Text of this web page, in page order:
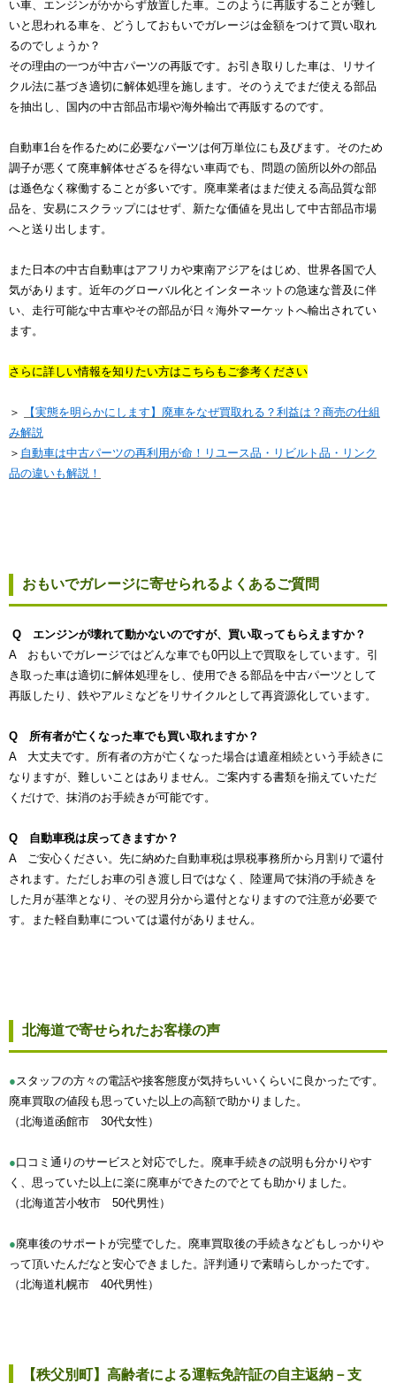
い車、エンジンがかからず放置した車。このように再販することが難し
いと思われる車を、どうしておもいでガレージは金額をつけて買い取れ
るのでしょうか？
その理由の一つが中古パーツの再販です。お引き取りした車は、リサイ
クル法に基づき適切に解体処理を施します。そのうえでまだ使える部品
を抽出し、国内の中古部品市場や海外輸出で再販するのです。
自動車1台を作るために必要なパーツは何万単位にも及びます。そのため
調子が悪くて廃車解体せざるを得ない車両でも、問題の箇所以外の部品
は遜色なく稼働することが多いです。廃車業者はまだ使える高品質な部
品を、安易にスクラップにはせず、新たな価値を見出して中古部品市場
へと送り出します。
また日本の中古自動車はアフリカや東南アジアをはじめ、世界各国で人
気があります。近年のグローバル化とインターネットの急速な普及に伴
い、走行可能な中古車やその部品が日々海外マーケットへ輸出されてい
ます。
さらに詳しい情報を知りたい方はこちらもご参考ください
＞
【実態を明らかにします】廃車をなぜ買取れる？利益は？商売の仕組
み解説
＞ 自動車は中古パーツの再利用が命！リユース品・リビルト品・リンク
品の違いも解説！
おもいでガレージに寄せられるよくあるご質問
Q エンジンが壊れて動かないのですが、買い取ってもらえますか？
A おもいでガレージではどんな車でも0円以上で買取をしています。引
き取った車は適切に解体処理をし、使用できる部品を中古パーツとして
再販したり、鉄やアルミなどをリサイクルとして再資源化しています。
Q 所有者が亡くなった車でも買い取れますか？
A 大丈夫です。所有者の方が亡くなった場合は遺産相続という手続きに
なりますが、難しいことはありません。ご案内する書類を揃えていただ
くだけで、抹消のお手続きが可能です。
Q 自動車税は戻ってきますか？
A ご安心ください。先に納めた自動車税は県税事務所から月割りで還付
されます。ただしお車の引き渡し日ではなく、陸運局で抹消の手続きを
した月が基準となり、その翌月分から還付となりますので注意が必要で
す。また軽自動車については還付がありません。
北海道で寄せられたお客様の声
● スタッフの方々の電話や接客態度が気持ちいいくらいに良かったです。
廃車買取の値段も思っていた以上の高額で助かりました。
（北海道函館市 30代女性）
●口コミ通りのサービスと対応でした。廃車手続きの説明も分かりやす
く、思っていた以上に楽に廃車ができたのでとても助かりました。
（北海道苫小牧市 50代男性）
●廃車後のサポートが完璧でした。廃車買取後の手続きなどもしっかりや
って頂いたんだなと安心できました。評判通りで素晴らしかったです。
（北海道札幌市 40代男性）
【秩父別町】高齢者による運転免許証の自主返納－支